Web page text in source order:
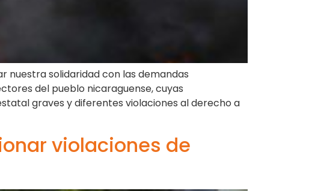
nuestra solidaridad con las demandas
del pueblo nicaraguense, cuyas
graves y diferentes violaciones al derecho a
violaciones de